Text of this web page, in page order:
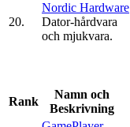
20.
Nordic Hardware
Dator-hårdvara
och mjukvara.
Rank
Namn och
Beskrivning